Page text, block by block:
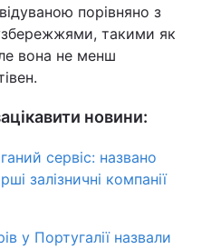
порівняно з
такими як
вона не менш
новини:
сервіс: названо
залізничні компанії
у Португалії назвали